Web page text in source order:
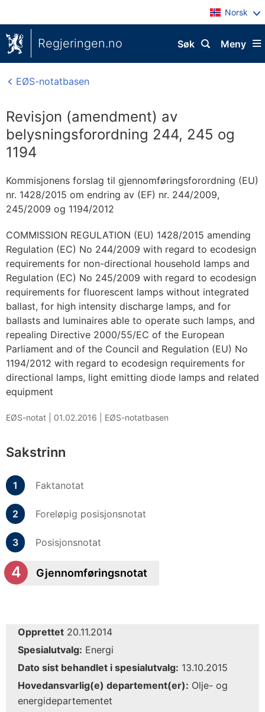
Norsk
Regjeringen.no Meny
Søk
EØS-notatbasen
Revisjon (amendment) av
belysningsforordning 244, 245 og
1194
Kommisjonens forslag til gjennomføringsforordning (EU)
nr. 1428/2015 om endring av (EF) nr. 244/2009,
245/2009 og 1194/2012
COMMISSION REGULATION (EU) 1428/2015 amending
Regulation (EC) No 244/2009 with regard to ecodesign
requirements for non-directional household lamps and
Regulation (EC) No 245/2009 with regard to ecodesign
requirements for fluorescent lamps without integrated
ballast, for high intensity discharge lamps, and for
ballasts and luminaires able to operate such lamps, and
repealing Directive 2000/55/EC of the European
Parliament and of the Council and Regulation (EU) No
1194/2012 with regard to ecodesign requirements for
directional lamps, light emitting diode lamps and related
equipment
EØS-notat | 01.02.2016 EØS-notatbasen
Sakstrinn
Faktanotat
Foreløpig posisjonsnotat
Posisjonsnotat
Gjennomføringsnotat
Opprettet 20.11.2014
Spesialutvalg: Energi
Dato sist behandlet i spesialutvalg: 13.10.2015
Hovedansvarlig(e) departement(er): Olje- og
energidepartementet